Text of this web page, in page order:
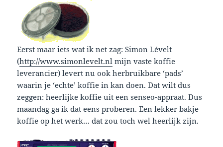
Eerst maar iets wat ik net zag: Simon Lévelt
(http://www.simonlevelt.nl mijn vaste koffie
leverancier) levert nu ook herbruikbare ‘pads’
waarin je ‘echte’ koffie in kan doen. Dat wilt dus
zeggen: heerlijke koffie uit een senseo-appraat. Dus
maandag ga ik dat eens proberen. Een lekker bakje
koffie op het werk… dat zou toch wel heerlijk zijn.